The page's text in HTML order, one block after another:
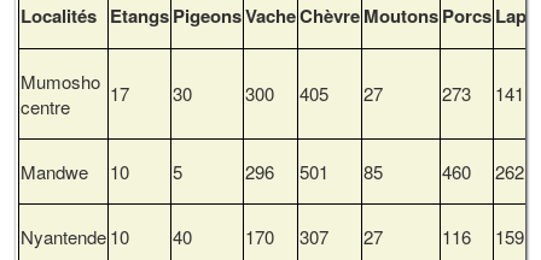
Localités EtangsPigeonsVacheChèvreMoutonsPorcs
Mumosho
centre
17 30 300 405 27 273 141
Mandwe 10 5 296 501 85 460 262
Nyantende10 40 170 307 27 116 159